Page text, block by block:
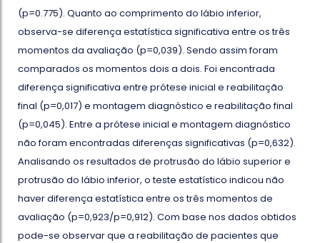
(p=0.775). Quanto ao comprimento do lábio inferior,
observa-se diferença estatística significativa entre os três
momentos da avaliação (p=0,039). Sendo assim foram
comparados os momentos dois a dois. Foi encontrada
diferença significativa entre prótese inicial e reabilitação
final (p=0,017) e montagem diagnóstico e reabilitação final
(p=0,045). Entre a prótese inicial e montagem diagnóstico
não foram encontradas diferenças significativas (p=0,632).
Analisando os resultados de protrusão do lábio superior e
protrusão do lábio inferior, o teste estatístico indicou não
haver diferença estatística entre os três momentos de
avaliação (p=0,923/p=0,912). Com base nos dados obtidos
pode-se observar que a reabilitação de pacientes que